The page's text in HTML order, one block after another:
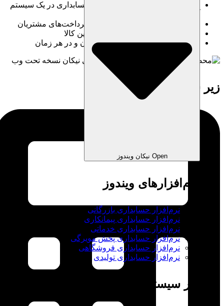
Open نیکان ویندوز
نرم‌افزارهای ویندوز
نرم‌افزار حسابداری بازرگانی
نرم‌افزار حسابداری پیمانکاری
نرم‌افزار حسابداری خدماتی
نرم‌افزار حسابداری پخش مویرگی
نرم‌افزار حسابداری فروشگاهی
نرم‌افزار حسابداری تولیدی
زیر سیستم ها
یکپارچه‌سازی فروش، انبارداری و حسابداری در یک سیستم
صدور فاکتورهای رسمی و مدیریت پرداخت‌های مشتریان
کنترل دقیق موجودی و پیش‌بینی تأمین کالا
دسترسی آنلاین و مدیریت از هر مکان و در هر زمان
زیر سیستم‌ها